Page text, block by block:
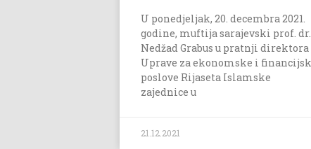
U ponedjeljak, 20. decembra 2021.
godine, muftija sarajevski prof. dr.
Nedžad Grabus u pratnji direktora
Uprave za ekonomske i
poslove Rijaseta Islamske
zajednice u
21.12.2021